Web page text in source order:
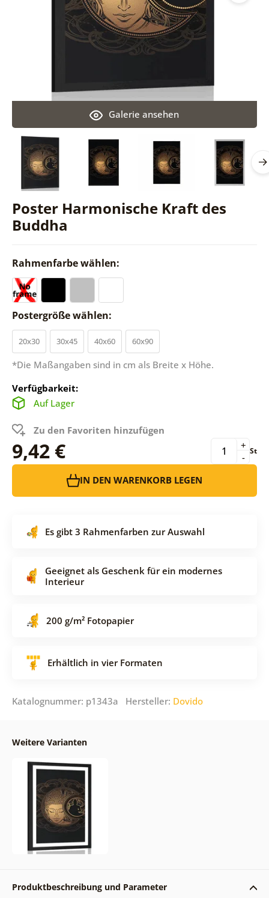
Poster Harmonische Kraft des
Buddha
Galerie ansehen
Rahmenfarbe wählen:
Postergröße wählen:
20x30 30x45 40x60 60x90
*Die Maßangaben sind in cm als Breite x Höhe.
Verfügbarkeit:
Auf Lager
Zu den Favoriten hinzufügen
9,42 € -
+ St
IN DEN WARENKORB LEGEN
Es gibt 3 Rahmenfarben zur Auswahl
Geeignet als Geschenk für ein modernes
Interieur
200 g/m² Fotopapier
Erhältlich in vier Formaten
Katalognummer: p1343a Hersteller: Dovido
Weitere Varianten
Produktbeschreibung und Parameter